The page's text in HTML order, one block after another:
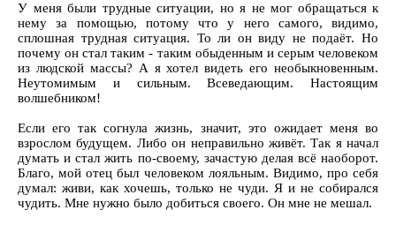
У меня были трудные ситуации, но я не мог обращаться к
нему за помощью, потому что у него самого, видимо,
сплошная трудная ситуация. То ли он виду не подаёт. Но
почему он стал таким - таким обыденным и серым человеком
из людской массы? А я хотел видеть его необыкновенным.
Неутомимым и сильным. Всеведающим. Настоящим
волшебником!
Если его так согнула жизнь, значит, это ожидает меня во
взрослом будущем. Либо он неправильно живёт. Так я начал
думать и стал жить по-своему, зачастую делая всё наоборот.
Благо, мой отец был человеком лояльным. Видимо, про себя
думал: живи, как хочешь, только не чуди. Я и не собирался
чудить. Мне нужно было добиться своего. Он мне не мешал.